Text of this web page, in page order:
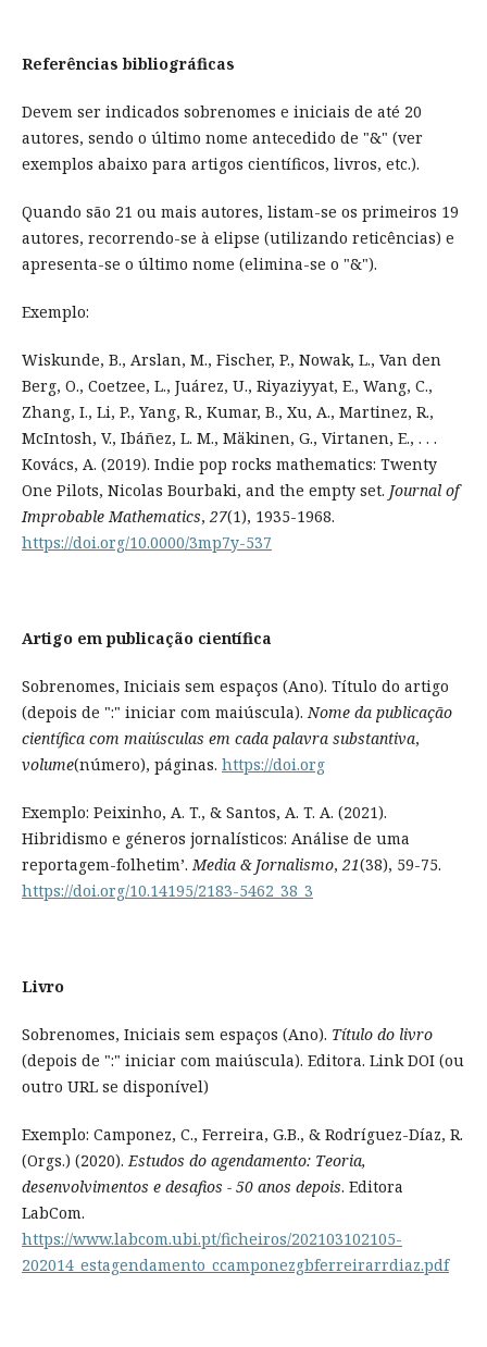
Referências bibliográficas
Devem ser indicados sobrenomes e iniciais de até 20
autores, sendo o último nome antecedido de "&" (ver
exemplos abaixo para artigos científicos, livros, etc.).
Quando são 21 ou mais autores, listam-se os primeiros 19
autores, recorrendo-se à elipse (utilizando reticências) e
apresenta-se o último nome (elimina-se o "&").
Exemplo:
Wiskunde, B., Arslan, M., Fischer, P., Nowak, L., Van den
Berg, O., Coetzee, L., Juárez, U., Riyaziyyat, E., Wang, C.,
Zhang, I., Li, P., Yang, R., Kumar, B., Xu, A., Martinez, R.,
McIntosh, V., Ibáñez, L. M., Mäkinen, G., Virtanen, E., . . .
Kovács, A. (2019). Indie pop rocks mathematics: Twenty
One Pilots, Nicolas Bourbaki, and the empty set. Journal of
Improbable Mathematics, 27(1), 1935-1968.
https://doi.org/10.0000/3mp7y-537
Artigo em publicação científica
Sobrenomes, Iniciais sem espaços (Ano). Título do artigo
(depois de ":" iniciar com maiúscula).Nome da publicação
científica com maiúsculas em cada palavra substantiva,
volume(número), páginas. https://doi.org
Exemplo: Peixinho, A. T., & Santos, A. T. A. (2021).
Hibridismo e géneros jornalísticos: Análise de uma
reportagem-folhetim’.Media & Jornalismo, 21(38), 59-75.
https://doi.org/10.14195/2183-5462_38_3
Livro
Sobrenomes, Iniciais sem espaços (Ano). Título do livro
(depois de ":" iniciar com maiúscula). Editora. Link DOI (ou
outro URL se disponível)
Exemplo: Camponez, C., Ferreira, G.B., & Rodríguez-Díaz, R.
(Orgs.) (2020).Estudos do agendamento: Teoria,
desenvolvimentos e desafios - 50 anos depois. Editora
LabCom.
https://www.labcom.ubi.pt/ficheiros/202103102105-
202014_estagendamento_ccamponezgbferreirarrdiaz.pdf